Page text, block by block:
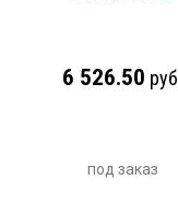
6 526.50 руб
под заказ